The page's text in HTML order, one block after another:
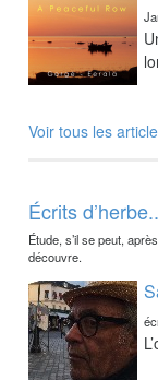
Voir tous les
Écrits
Étude, s’il se peut,
découvre.